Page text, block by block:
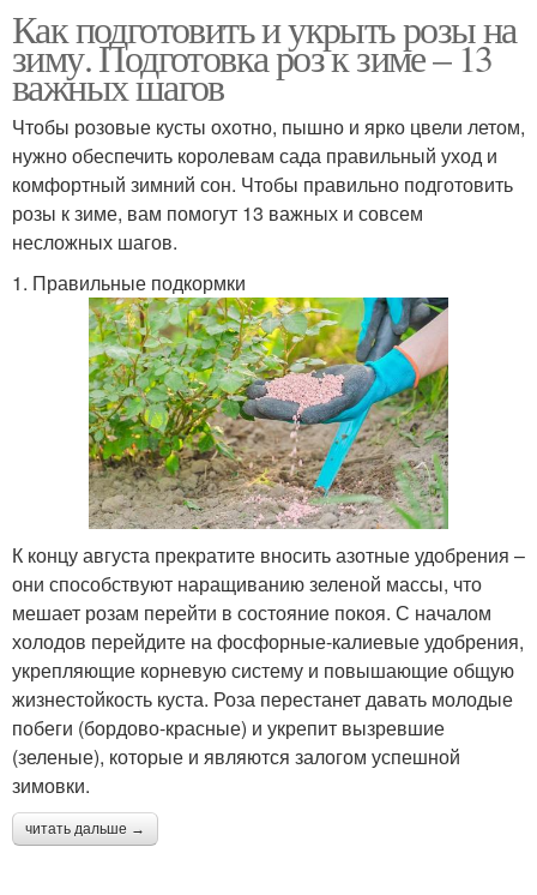
Как подготовить и укрыть розы на
зиму. Подготовка роз к зиме – 13
важных шагов
Чтобы розовые кусты охотно, пышно и ярко цвели летом,
нужно обеспечить королевам сада правильный уход и
комфортный зимний сон. Чтобы правильно подготовить
розы к зиме, вам помогут 13 важных и совсем
несложных шагов.
1. Правильные подкормки
К концу августа прекратите вносить азотные удобрения –
они способствуют наращиванию зеленой массы, что
мешает розам перейти в состояние покоя. С началом
холодов перейдите на фосфорные-калиевые удобрения,
укрепляющие корневую систему и повышающие общую
жизнестойкость куста. Роза перестанет давать молодые
побеги (бордово-красные) и укрепит вызревшие
(зеленые), которые и являются залогом успешной
зимовки.
читать дальше →